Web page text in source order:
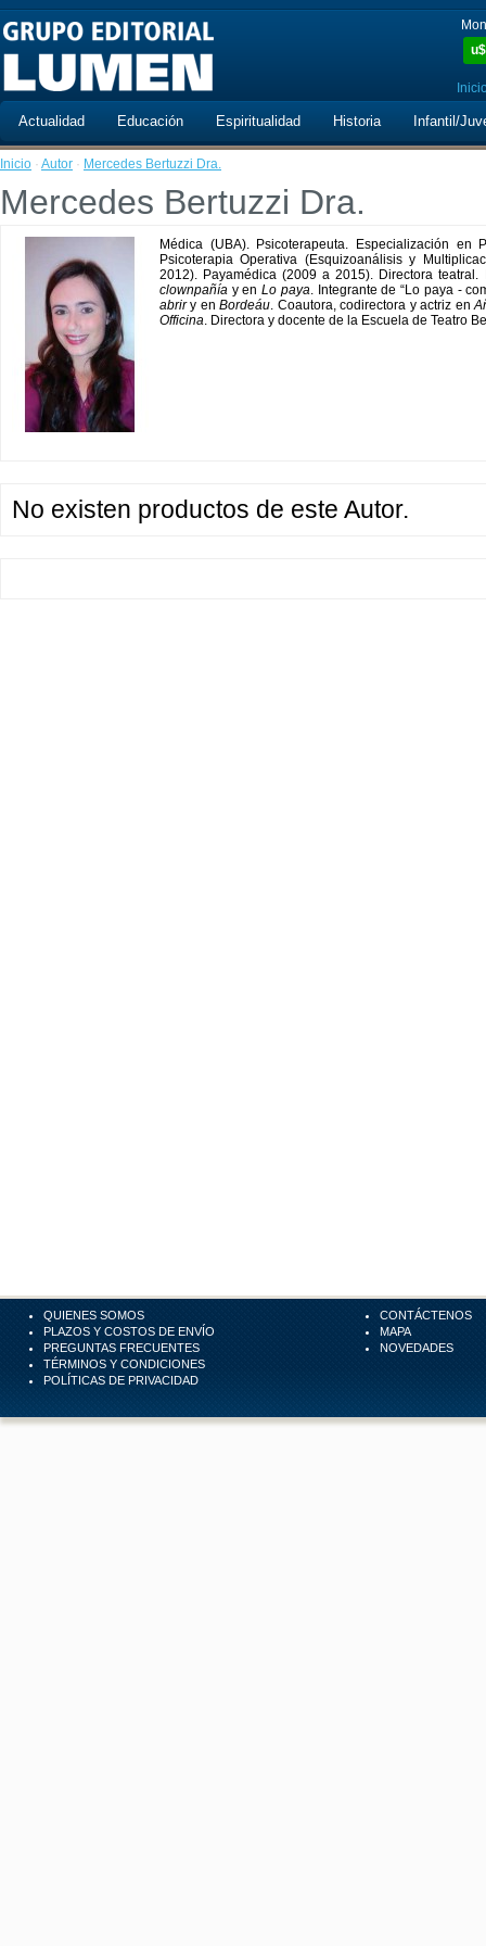
u$
Actualidad Educación Espiritualidad Historia Infantil/
Inicio · Autor · Mercedes Bertuzzi Dra.
Mercedes Bertuzzi Dra.
Médica (UBA). Psicoterapeuta. Especialización
Psicoterapia Operativa (Esquizoanálisis y
2012). Payamédica (2009 a 2015). Directora
clownpañía y enLo paya. Integrante de “Lo paya -
abriry enBordeáu. Coautora, codirectora y actriz en
Officina. Directora y docente de la Escuela de Teatro
No existen productos de este Autor.
QUIENES SOMOS
PLAZOS Y COSTOS DE ENVÍO
PREGUNTAS FRECUENTES
TÉRMINOS Y CONDICIONES
POLÍTICAS DE PRIVACIDAD
CONTÁCTENOS
MAPA
NOVEDADES